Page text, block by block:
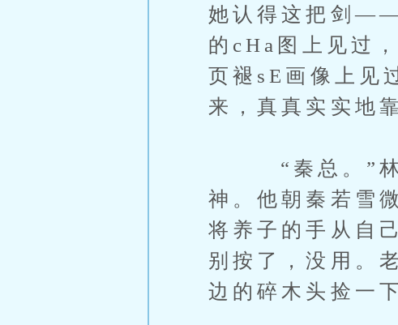
她认得这把剑——
的cHa图上见过
页褪sE画像上见
来，真真实实地
“秦总。”林建
神。他朝秦若雪
将养子的手从自
别按了，没用。
边的碎木头捡一